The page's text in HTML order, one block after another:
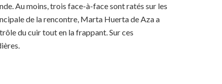
Au moins, trois face-à-face sont ratés sur les
de la rencontre, Marta Huerta de Aza a
du cuir tout en la frappant. Sur ces